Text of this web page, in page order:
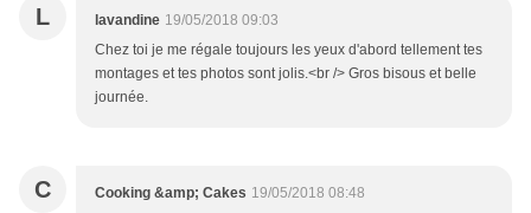
L lavandine 19/05/2018 09:03
Chez toi je me régale toujours les yeux d'abord tellement tes
montages et tes photos sont jolis.<br /> Gros bisous et belle
journée.
C Cooking &amp; Cakes 19/05/2018 08:48